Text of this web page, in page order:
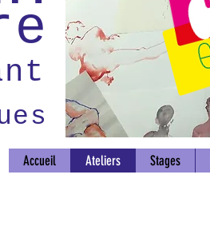
Accueil Ateliers Stages